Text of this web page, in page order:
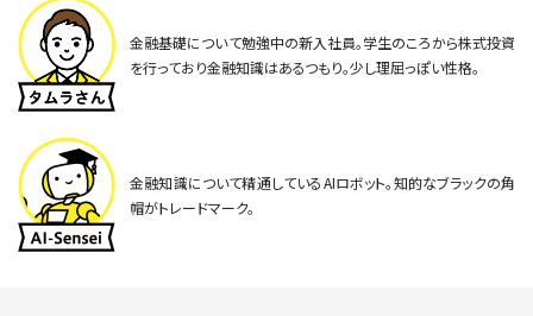
金融基礎について勉強中の新入社員。学生のころから株式投資
を行っており金融知識はあるつもり。少し理屈っぽい性格。
金融知識について精通しているAIロボット。知的なブラックの角
帽がトレードマーク。